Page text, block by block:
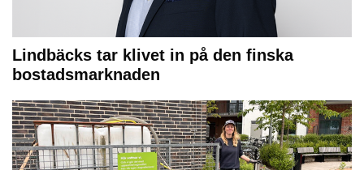
Lindbäcks tar klivet in på den finska
bostadsmarknaden